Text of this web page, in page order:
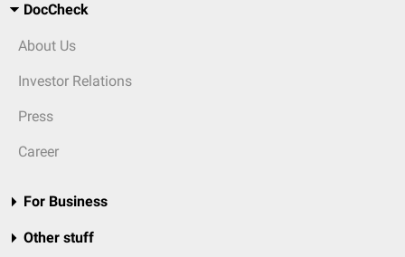
DocCheck
About Us
Investor Relations
Press
Career
For Business
Other stuff